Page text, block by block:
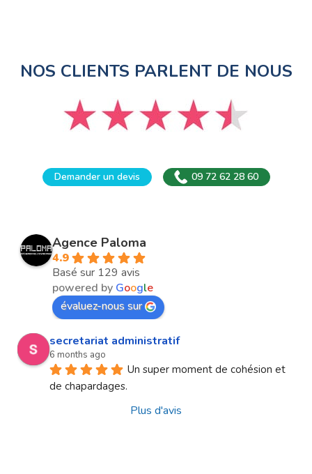
NOS CLIENTS PARLENT DE NOUS
Demander un devis 09 72 62 28 60
Agence Paloma
4.9
Basé sur 129 avis
powered by Google
évaluez-nous sur
secretariat administratif
6 months ago
Un super moment de cohésion et
de chapardages.
Plus d'avis